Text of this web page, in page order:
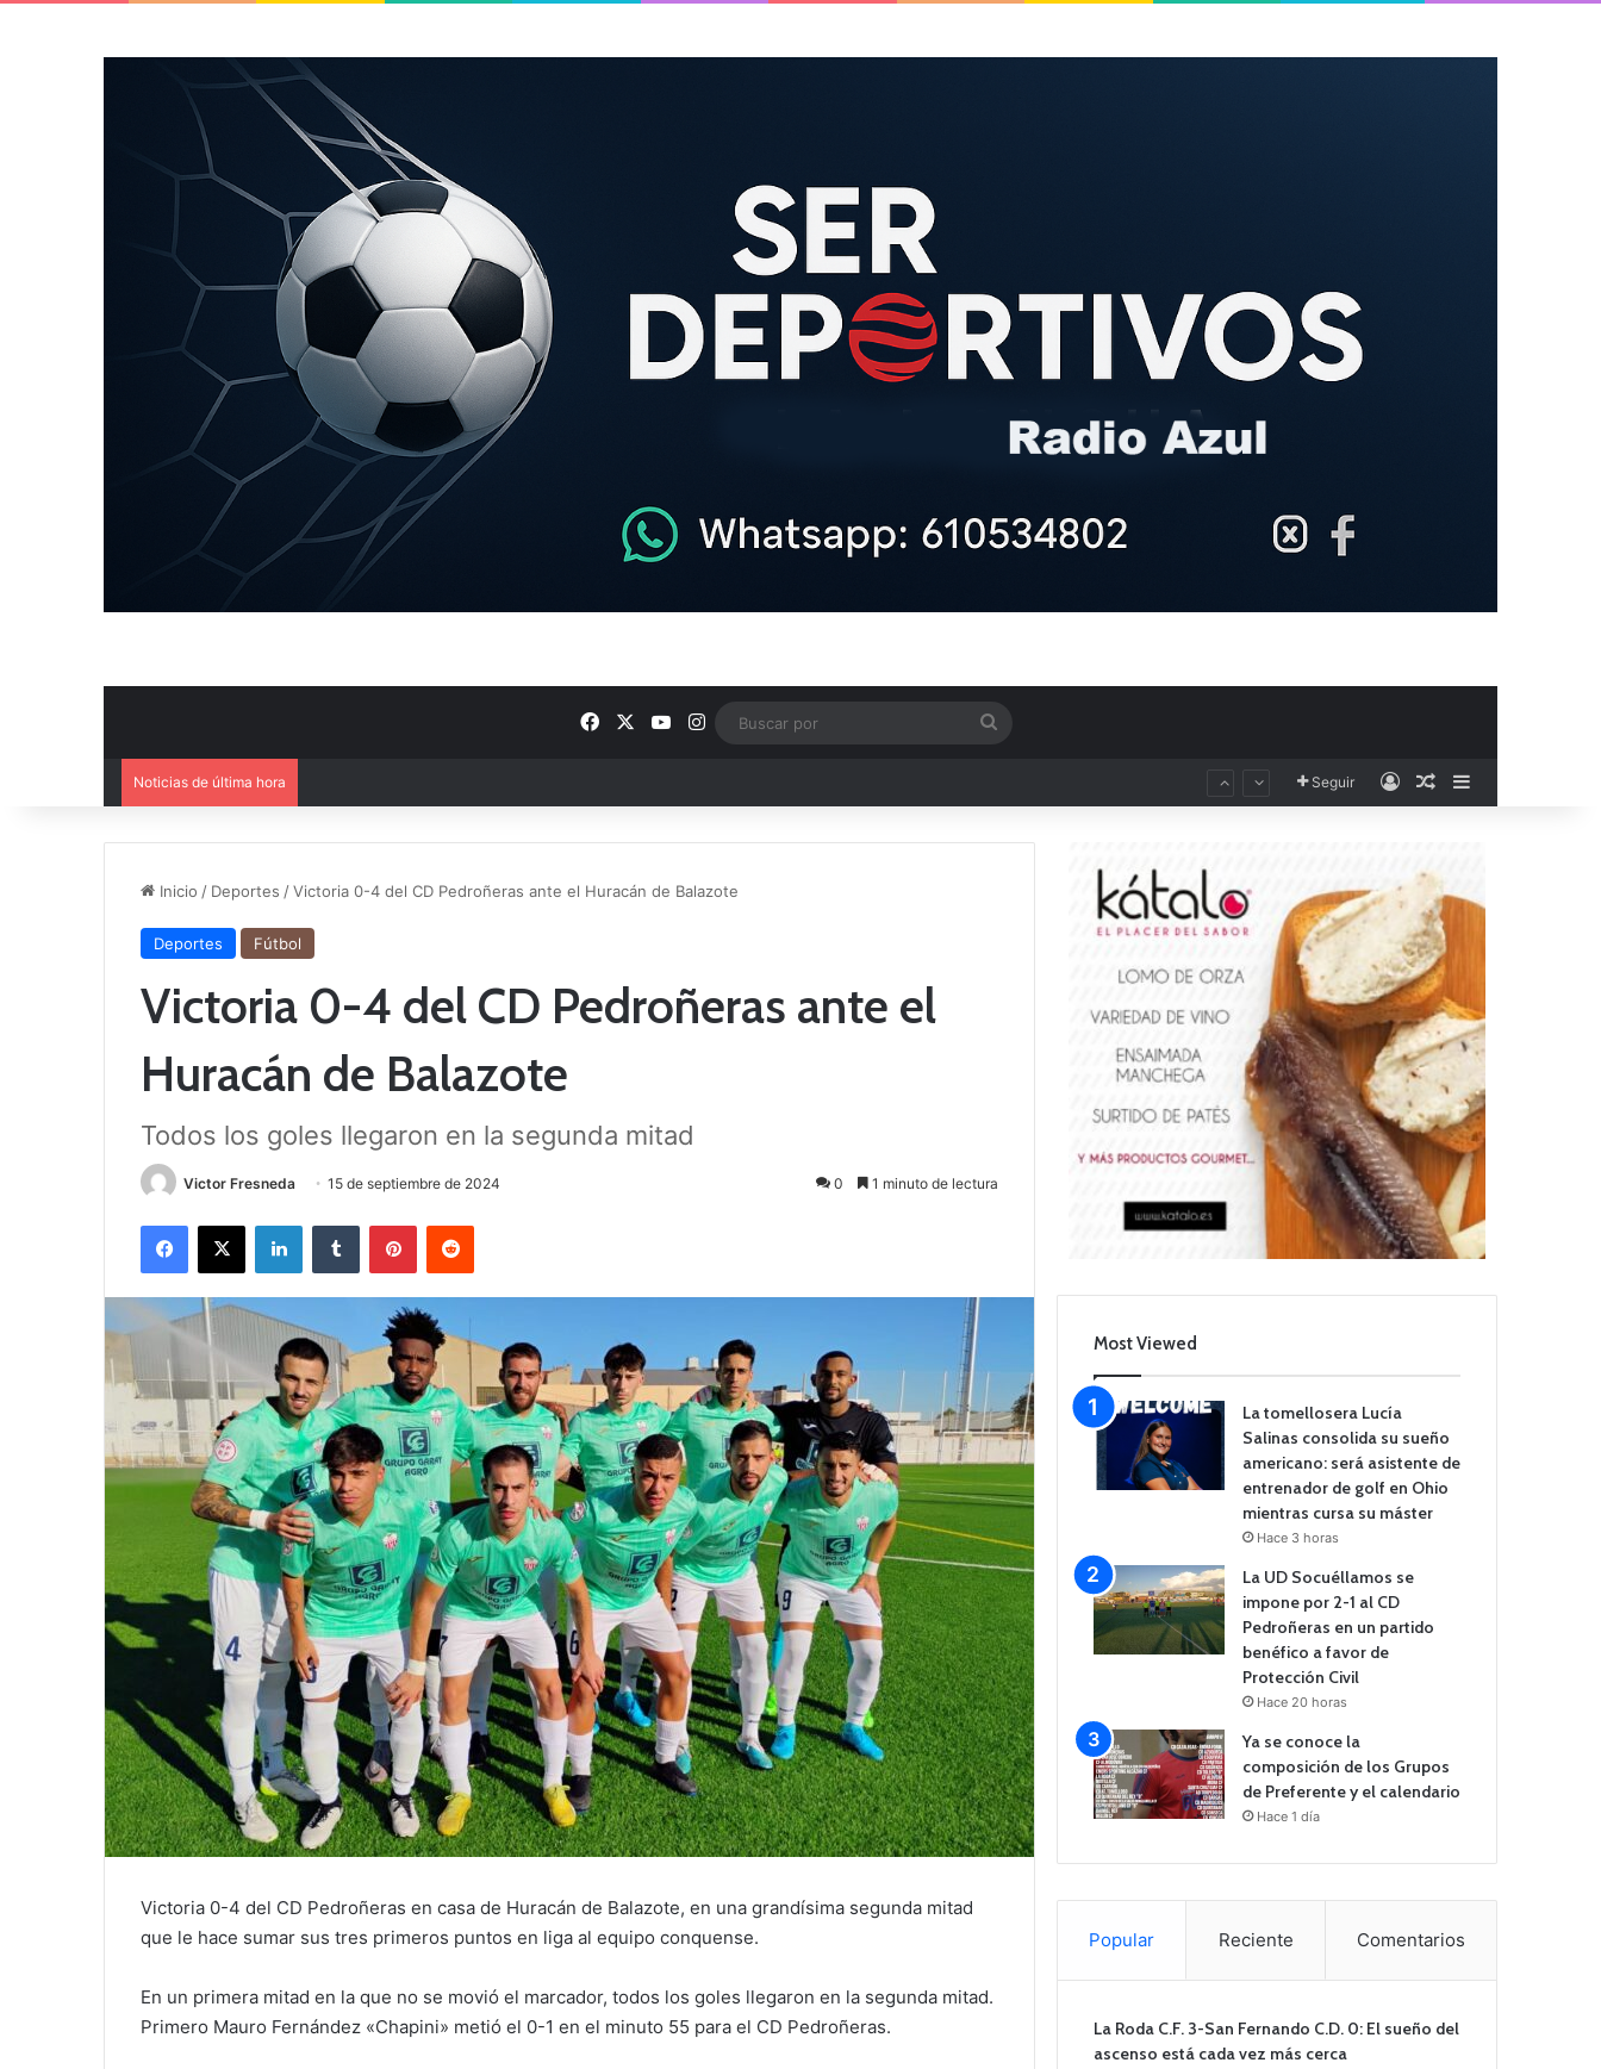
FacebookYouTube
Instagram
Noticias de última hora Seguir AccesoPublicación al
Inicio / Deportes /Victoria 0-4 del CD Pedroñeras ante el Huracán de Balazote
Deportes Fútbol
Victoria 0-4 del CD Pedroñeras ante el
Huracán de Balazote
Todos los goles llegaron en la segunda mitad
Victor Fresneda 15 de septiembre de 2024 0 1 minuto de lectura
Victoria 0-4 del CD Pedroñeras en casa de Huracán de Balazote, en una grandísima segunda mitad
que le hace sumar sus tres primeros puntos en liga al equipo conquense.
En un primera mitad en la que no se movió el marcador, todos los goles llegaron en la segunda mitad.
Primero Mauro Fernández «Chapini» metió el 0-1 en el minuto 55 para el CD Pedroñeras.
Most Viewed
La tomellosera Lucía
Salinas consolida su sueño
americano: será asistente de
entrenador de golf en Ohio
mientras cursa su máster
Hace 3 horas
La UD Socuéllamos se
impone por 2-1 al CD
Pedroñeras en un partido
benéfico a favor de
Protección Civil
Hace 20 horas
Ya se conoce la
composición de los Grupos
de Preferente y el calendario
Hace 1 día
Popular Reciente Comentarios
La Roda C.F. 3-San Fernando C.D. 0: El sueño del
ascenso está cada vez más cerca